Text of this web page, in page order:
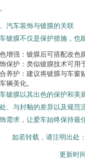
汽车装饰与镀膜的关联
镀膜不仅是保护措施，也
增强：镀膜后可搭配改色
保护：类似镀膜技术可用
养护：建议将镀膜与车窗
辆美化。
镀膜以其出色的保护和美
、与封釉的差异以及规范
需求，让爱车始终保持最
如若转载，请注明出处
更新时